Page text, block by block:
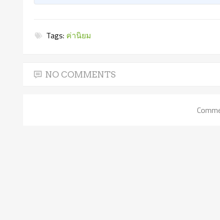
Tags: ค่านิยม
NO COMMENTS